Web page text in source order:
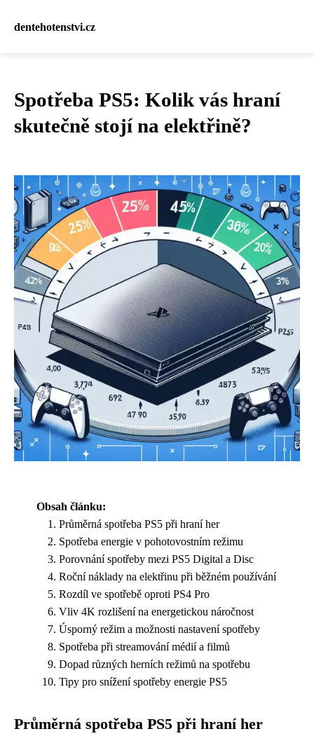
dentehotenstvi.cz
Spotřeba PS5: Kolik vás hraní
skutečně stojí na elektřině?
Obsah článku:
Průměrná spotřeba PS5 při hraní her
Spotřeba energie v pohotovostním režimu
Porovnání spotřeby mezi PS5 Digital a Disc
Roční náklady na elektřinu při běžném používání
Rozdíl ve spotřebě oproti PS4 Pro
Vliv 4K rozlišení na energetickou náročnost
Úsporný režim a možnosti nastavení spotřeby
Spotřeba při streamování médií a filmů
Dopad různých herních režimů na spotřebu
Tipy pro snížení spotřeby energie PS5
Průměrná spotřeba PS5 při hraní her